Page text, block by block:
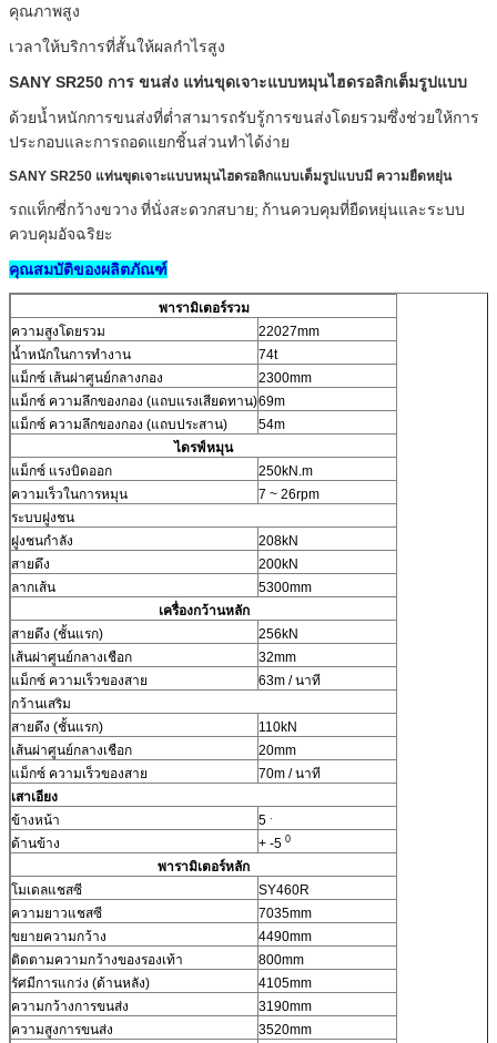
คุณภาพสูง
เวลาให้บริการที่สั้นให้ผลกำไรสูง
SANY SR250 การ ขนส่ง แท่นขุดเจาะแบบหมุนไฮดรอลิกเต็มรูปแบบ
ด้วยน้ำหนักการขนส่งที่ต่ำสามารถรับรู้การขนส่งโดยรวมซึ่งช่วยให้การ
ประกอบและการถอดแยกชิ้นส่วนทำได้ง่าย
SANY SR250 แท่นขุดเจาะแบบหมุนไฮดรอลิกแบบเต็มรูปแบบมี ความยืดหยุ่น
รถแท็กซี่กว้างขวาง ที่นั่งสะดวกสบาย; ก้านควบคุมที่ยืดหยุ่นและระบบ
ควบคุมอัจฉริยะ
คุณสมบัติของผลิตภัณฑ์
พารามิเตอร์รวม
ความสูงโดยรวม
22027mm
น้ำหนักในการทำงาน
74t
แม็กซ์ เส้นผ่าศูนย์กลางกอง
2300mm
แม็กซ์ ความลึกของกอง (แถบแรงเสียดทาน)69m
แม็กซ์ ความลึกของกอง (แถบประสาน)
54m
ไดรฟ์หมุน
แม็กซ์ แรงบิดออก
250kN.m
ความเร็วในการหมุน
7 ~ 26rpm
ระบบฝูงชน
ฝูงชนกำลัง
208kN
สายดึง
200kN
ลากเส้น
5300mm
เครื่องกว้านหลัก
สายดึง (ชั้นแรก)
256kN
เส้นผ่าศูนย์กลางเชือก
32mm
แม็กซ์ ความเร็วของสาย
63m / นาที
กว้านเสริม
สายดึง (ชั้นแรก)
110kN
เส้นผ่าศูนย์กลางเชือก
20mm
แม็กซ์ ความเร็วของสาย
70m / นาที
เสาเอียง
ข้างหน้า
5 .
ด้านข้าง + -5 0
พารามิเตอร์หลัก
โมเดลแชสซี
SY460R
ความยาวแชสซี
7035mm
ขยายความกว้าง
4490mm
ติดตามความกว้างของรองเท้า
800mm
รัศมีการแกว่ง (ด้านหลัง)
4105mm
ความกว้างการขนส่ง
3190mm
ความสูงการขนส่ง
3520mm